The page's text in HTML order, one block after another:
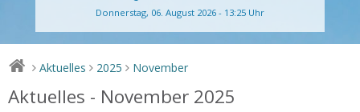
Donnerstag, 06. August 2026 - 13:25 Uhr
> Aktuelles > 2025 > November
Aktuelles - November 2025